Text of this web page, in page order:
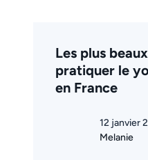
Les plus
pratiquer le
en France
12 janvier
Melanie